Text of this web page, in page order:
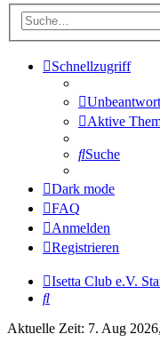
Schnellzugriff
Aktive
Suche
Dark mode
FAQ
Anmelden
Registrieren
Isetta Club e.V.
Suche
Aktuelle Zeit: 7. Aug